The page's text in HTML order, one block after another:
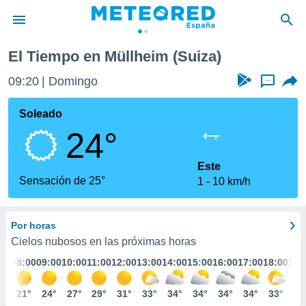
de
por
que se
calidad.
a este
las
y
forma
digital
basada
El Tiempo en Müllheim (Suiza)
09:20 Domingo ...
Soleado
24°
Sensación de 25°
Este
1
10 km/h
Por horas
Cielos nubosos en las próximas horas
08:00
21°
09:00
24°
10:00
27°
11:00
29°
12:00
31°
13:00
33°
14:00
34°
15:00
34°
16:00
34°
17:00
34°
18:00
33°